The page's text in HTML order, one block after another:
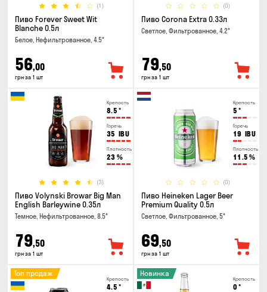
(1)
Пиво Forever Sweet Wit
Blanche 0.5л
Белое, Нефильтрованное, 4.5°
56,00
грн за 1 шт
(0)
Пиво Corona Extra 0.33л
Светлое, Фильтрованное, 4.2°
79,50
грн за 1 шт
Крепость
8.5 °
Горечь
35 IBU
Плотность
23 %
(3)
Пиво Volynski Browar Big Man
English Barleywine 0.35л
Темное, Нефильтрованное, 8.5°
79,50
грн за 1 шт
Крепость
5 °
Горечь
19 IBU
Плотность
11.5 %
(0)
Пиво Heineken Lager Beer
Premium Quality 0.5л
Светлое, Фильтрованное, 5°
69,50
грн за 1 шт
Крепость
4.5 °
Топ продаж
Крепость
0 °
Новинка